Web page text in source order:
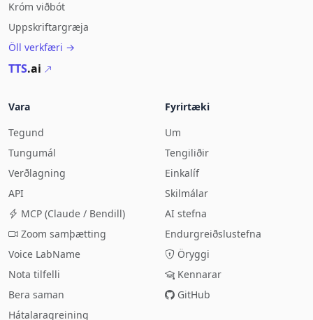
Króm viðbót
Uppskriftargræja
Öll verkfæri →
TTS.ai
Vara
Tegund
Tungumál
Verðlagning
API
MCP (Claude / Bendill)
Zoom samþætting
Voice LabName
Nota tilfelli
Bera saman
Hátalaragreining
Fyrirtæki
Um
Tengiliðir
Einkalíf
Skilmálar
AI stefna
Endurgreiðslustefna
Öryggi
Kennarar
GitHub